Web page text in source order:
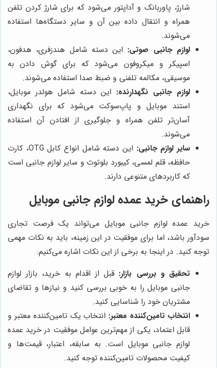
شارژ، پاوربانک و آداپتور می‌شود که برای شارژ کردن تلفن
همراه و انتقال داده بین آن و سایر دستگاه‌ها استفاده
می‌شوند.
لوازم جانبی صوتی: این دسته شامل هندزفری، هدفون،
اسپیکر و میکروفون می‌شود که برای گوش دادن به
موسیقی، مکالمه تلفنی و ضبط صدا استفاده می‌شوند.
لوازم جانبی نگهدارنده: این دسته شامل هولدر موبایل،
استند موبایل و پاپ‌سوکت می‌شود که برای نگهداری
آسان‌تر تلفن همراه و جلوگیری از افتادن آن استفاده
می‌شوند.
سایر لوازم جانبی:
این دسته شامل انواع کابل OTG، کارت
حافظه، قلم لمسی، کیبورد بلوتوث و سایر لوازم جانبی است
که کاربردهای متنوعی دارند.
راهنمای خرید عمده لوازم جانبی موبایل
خرید عمده لوازم جانبی موبایل می‌تواند یک فرصت تجاری
سودآور باشد، اما برای موفقیت در این زمینه، باید به نکات مهمی
توجه کنید. در اینجا به برخی از این نکات اشاره می‌کنیم:
تحقیق و بررسی بازار: قبل از اقدام به خرید، بازار لوازم
جانبی موبایل را به خوبی بررسی کنید و نیازها و تقاضای
مشتریان خود را شناسایی کنید.
انتخاب تامین‌کننده معتبر: انتخاب یک تامین‌کننده معتبر و
قابل اعتماد، یکی از مهم‌ترین عوامل موفقیت در خرید عمده
لوازم جانبی موبایل است. به سابقه، اعتبار، قیمت‌ها و
کیفیت محصولات تامین‌کننده توجه کنید.